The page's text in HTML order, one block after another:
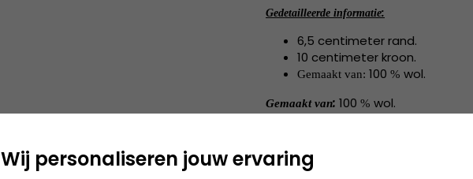
Gedetailleerde informatie:
6,5 centimeter rand.
10 centimeter kroon.
Gemaakt van: 100 % wol.
Gemaakt van: 100 % wol.
Small - 56 cm. Medium
Wij personaliseren jouw ervaring